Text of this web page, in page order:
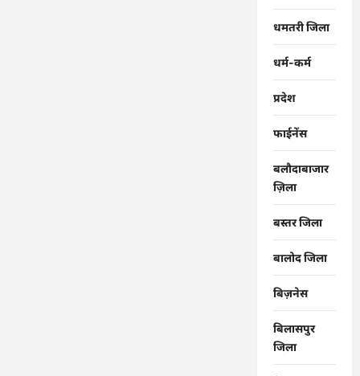
धमतरी जिला
धर्म-कर्म
प्रदेश
फाईनेंस
बलौदाबाजार
ज़िला
बस्तर जिला
बालोद जिला
बिज़नेस
बिलासपुर
जिला